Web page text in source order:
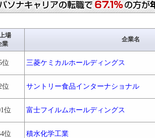
場
業
企業名
位 三菱ケミカルホールディングス
位 サントリー食品インターナショナル
位 富士フイルムホールディングス
位 積水化学工業